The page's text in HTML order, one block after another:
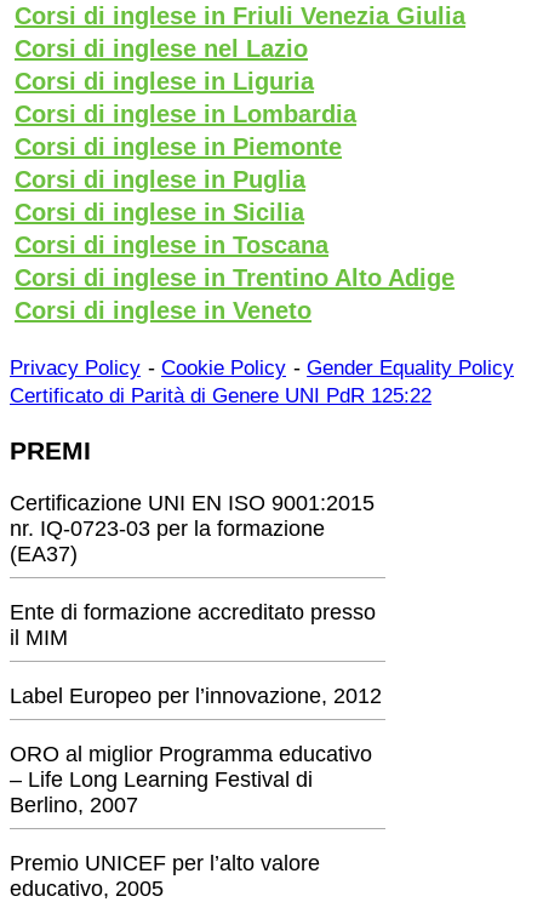
Corsi di inglese in Friuli Venezia Giulia
Corsi di inglese nel Lazio
Corsi di inglese in Liguria
Corsi di inglese in Lombardia
Corsi di inglese in Piemonte
Corsi di inglese in Puglia
Corsi di inglese in Sicilia
Corsi di inglese in Toscana
Corsi di inglese in Trentino Alto Adige
Corsi di inglese in Veneto
Privacy Policy - Cookie Policy - Gender Equality Policy
Certificato di Parità di Genere UNI PdR 125:22
PREMI
Certificazione UNI EN ISO 9001:2015
nr. IQ-0723-03 per la formazione
(EA37)
Ente di formazione accreditato presso
il MIM
Label Europeo per l’innovazione, 2012
ORO al miglior Programma educativo
– Life Long Learning Festival di
Berlino, 2007
Premio UNICEF per l’alto valore
educativo, 2005